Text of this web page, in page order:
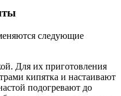
следующие
Для их приготовления
кипятка и настаивают
подогревают до